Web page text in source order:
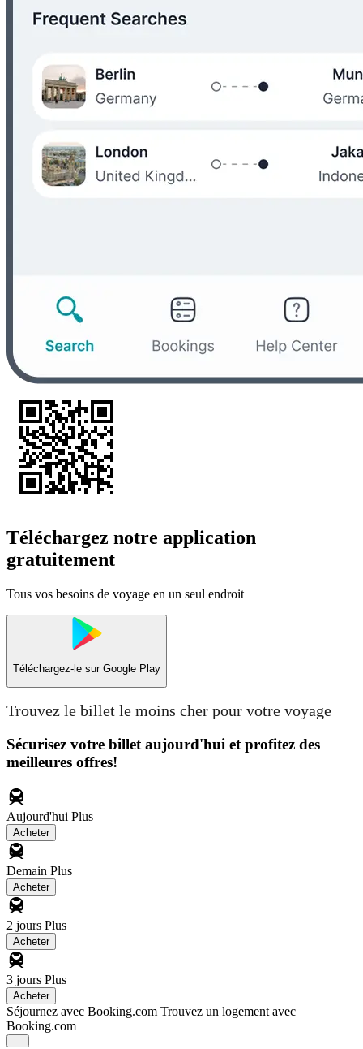
Téléchargez notre application
gratuitement
Tous vos besoins de voyage en un seul endroit
Téléchargez-le sur Google Play
Trouvez le billet le moins cher pour votre voyage
Sécurisez votre billet aujourd'hui et profitez des
meilleures offres!
Aujourd'hui Plus
Acheter
Demain Plus
Acheter
2 jours Plus
Acheter
3 jours Plus
Acheter
Séjournez avec Booking.com Trouvez un logement avec
Booking.com